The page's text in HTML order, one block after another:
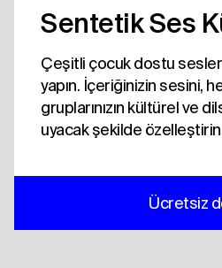
Sentetik Ses
Çeşitli çocuk dostu
yapın. İçeriğinizin sesini,
gruplarınızın kültürel ve
uyacak şekilde
Ücretsiz